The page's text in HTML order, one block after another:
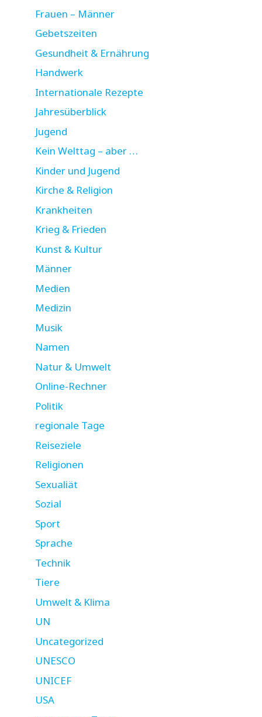
Frauen – Männer
Gebetszeiten
Gesundheit & Ernährung
Handwerk
Internationale Rezepte
Jahresüberblick
Jugend
Kein Welttag – aber …
Kinder und Jugend
Kirche & Religion
Krankheiten
Krieg & Frieden
Kunst & Kultur
Männer
Medien
Medizin
Musik
Namen
Natur & Umwelt
Online-Rechner
Politik
regionale Tage
Reiseziele
Religionen
Sexualiät
Sozial
Sport
Sprache
Technik
Tiere
Umwelt & Klima
UN
Uncategorized
UNESCO
UNICEF
USA